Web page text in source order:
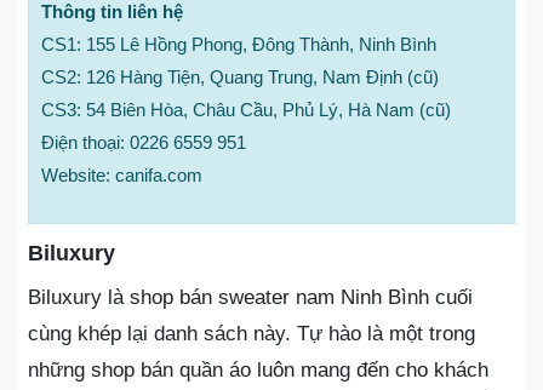
Thông tin liên hệ
CS1: 155 Lê Hồng Phong, Đông Thành, Ninh Bình
CS2: 126 Hàng Tiện, Quang Trung, Nam Định (cũ)
CS3: 54 Biên Hòa, Châu Cầu, Phủ Lý, Hà Nam (cũ)
Điện thoại: 0226 6559 951
Website: canifa.com
Biluxury
Biluxury là shop bán sweater nam Ninh Bình cuối
cùng khép lại danh sách này. Tự hào là một trong
những shop bán quần áo luôn mang đến cho khách